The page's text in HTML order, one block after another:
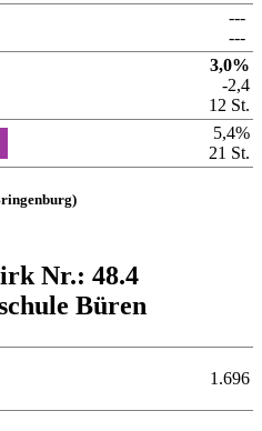
---
---
3,0%
-2,4
12 St.
5,4%
21 St.
Nr.: 48.4
Büren
1.696